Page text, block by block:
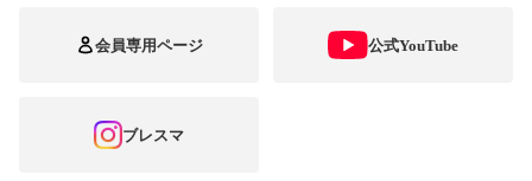
会員専用ページ 公式YouTube
ブレスマ